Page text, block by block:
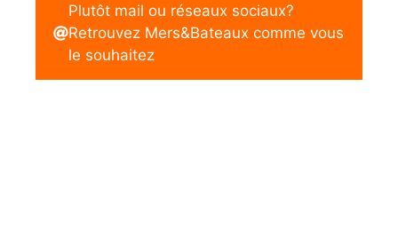
Plutôt mail ou réseaux sociaux?
Retrouvez Mers&Bateaux comme vous
le souhaitez